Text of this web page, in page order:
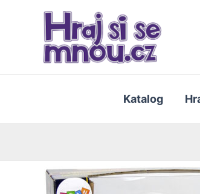
Katalog